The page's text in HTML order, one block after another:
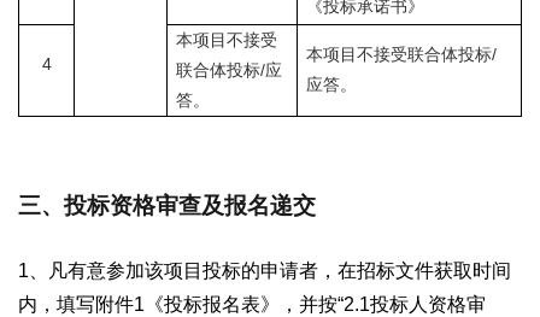
《投标承诺书》
4
本项目不接受
联合体投标/应
答。
本项目不接受联合体投标/
应答。
三、投标资格审查及报名递交
1 、凡有意参加该项目投标的申请者，在招标文件获取时间
内，填写附件1 《投标报名表》，并按“2.1投标人资格审